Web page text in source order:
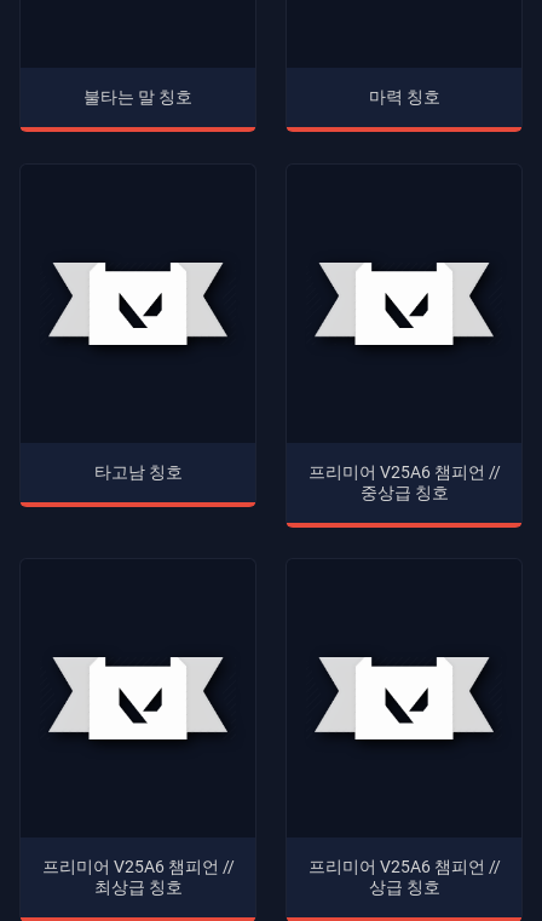
불타는 말 칭호 마력 칭호
타고남 칭호
프리미어 V25A6 챔피언 //
중상급 칭호
프리미어 V25A6 챔피언 //
최상급 칭호
프리미어 V25A6 챔피언 //
상급 칭호